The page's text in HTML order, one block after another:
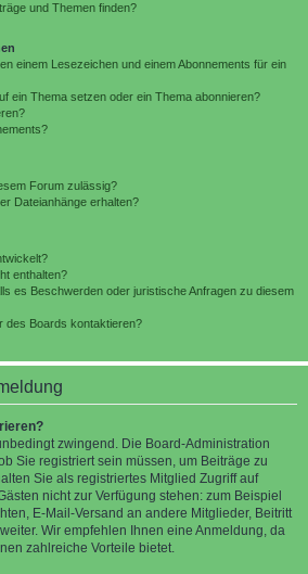
und Themen finden?
einem Lesezeichen und einem Abonnements für ein
ein Thema setzen oder ein Thema abonnieren?
Forum zulässig?
Dateianhänge erhalten?
enthalten?
es Beschwerden oder juristische Anfragen zu diesem
des Boards kontaktieren?
zwingend. Die Board-Administration
Sie registriert sein müssen, um Beiträge zu
Sie als registriertes Mitglied Zugriff auf
nicht zur Verfügung stehen: zum Beispiel
E-Mail-Versand an andere Mitglieder, Beitritt
Wir empfehlen Ihnen eine Anmeldung, da
zahlreiche Vorteile bietet.